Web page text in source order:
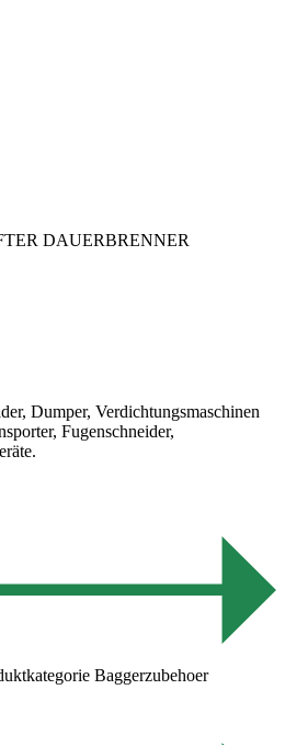
DAUERBRENNER
Dumper, Verdichtungsmaschinen
Fugenschneider,